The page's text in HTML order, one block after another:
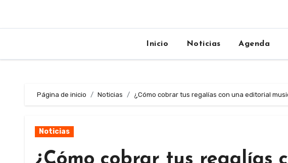
Inicio Noticias Agenda
Página de inicio Noticias ¿Cómo cobrar tus regalías con una editorial
Noticias